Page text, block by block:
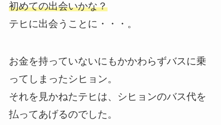
初めての出会いかな？
テヒに出会うことに・・・。
お金を持っていないにもかかわらずバスに乗
ってしまったシヒョン。
それを見かねたテヒは、シヒョンのバス代を
払ってあげるのでした。